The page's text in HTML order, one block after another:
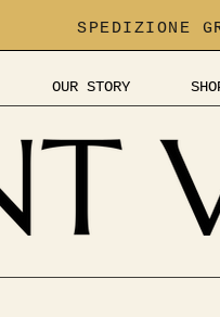
SPEDIZIONE
OUR STORY